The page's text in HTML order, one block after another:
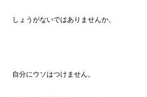
しょうがないではありませんか。
自分にウソはつけません。